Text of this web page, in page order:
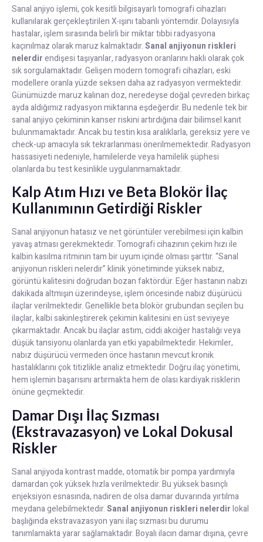
Sanal anjiyo işlemi, çok kesitli bilgisayarlı tomografi cihazları
kullanılarak gerçekleştirilen X-ışını tabanlı yöntemdir. Dolayısıyla
hastalar, işlem sırasında belirli bir miktar tıbbi radyasyona
kaçınılmaz olarak maruz kalmaktadır.Sanal anjiyonun riskleri
nelerdirendişesi taşıyanlar, radyasyon oranlarını haklı olarak çok
sık sorgulamaktadır. Gelişen modern tomografi cihazları, eski
modellere oranla yüzde seksen daha az radyasyon vermektedir.
Günümüzde maruz kalınan doz, neredeyse doğal çevreden birkaç
ayda aldığımız radyasyon miktarına eşdeğerdir. Bu nedenle tek bir
sanal anjiyo çekiminin kanser riskini artırdığına dair bilimsel kanıt
bulunmamaktadır. Ancak bu testin kısa aralıklarla, gereksiz yere ve
check-up amacıyla sık tekrarlanması önerilmemektedir. Radyasyon
hassasiyeti nedeniyle, hamilelerde veya hamilelik şüphesi
olanlarda bu test kesinlikle uygulanmamaktadır.
Kalp Atım Hızı ve Beta Blokör İlaç
Kullanımının Getirdiği Riskler
Sanal anjiyonun hatasız ve net görüntüler verebilmesi için kalbin
yavaş atması gerekmektedir. Tomografi cihazının çekim hızı ile
kalbin kasılma ritminin tam bir uyum içinde olması şarttır. “Sanal
anjiyonun riskleri nelerdir” klinik yönetiminde yüksek nabız,
görüntü kalitesini doğrudan bozan faktördür. Eğer hastanın nabzı
dakikada altmışın üzerindeyse, işlem öncesinde nabız düşürücü
ilaçlar verilmektedir. Genellikle beta blokör grubundan seçilen bu
ilaçlar, kalbi sakinleştirerek çekimin kalitesini en üst seviyeye
çıkarmaktadır. Ancak bu ilaçlar astım, ciddi akciğer hastalığı veya
düşük tansiyonu olanlarda yan etki yapabilmektedir. Hekimler,
nabız düşürücü vermeden önce hastanın mevcut kronik
hastalıklarını çok titizlikle analiz etmektedir. Doğru ilaç yönetimi,
hem işlemin başarısını artırmakta hem de olası kardiyak risklerin
önüne geçmektedir.
Damar Dışı İlaç Sızması
(Ekstravazasyon) ve Lokal Dokusal
Riskler
Sanal anjiyoda kontrast madde, otomatik bir pompa yardımıyla
damardan çok yüksek hızla verilmektedir. Bu yüksek basınçlı
enjeksiyon esnasında, nadiren de olsa damar duvarında yırtılma
meydana gelebilmektedir.Sanal anjiyonun riskleri nelerdirlokal
başlığında ekstravazasyon yani ilaç sızması bu durumu
tanımlamakta yarar sağlamaktadır. Boyalı ilacın damar dışına, çevre